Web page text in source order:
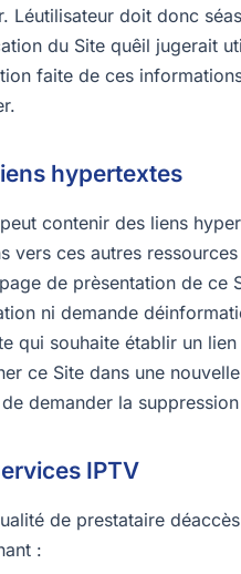
Léutilisateur doit donc
du Site quêil jugerait
faite de ces
hypertextes
contenir des liens
vers ces autres
de prèsentation de ce
ni demande
qui souhaite établir un
ce Site dans une
demander la
IPTV
de prestataire
: